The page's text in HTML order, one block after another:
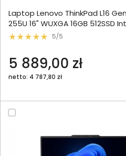
Laptop Lenovo ThinkPad L16
255U 16" WUXGA 16GB 512SSD
5/5
5 889,00 zł
netto: 4 787,80 zł